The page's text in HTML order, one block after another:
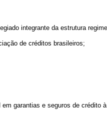
integrante da estrutura
de créditos brasileiros;
garantias e seguros de crédito